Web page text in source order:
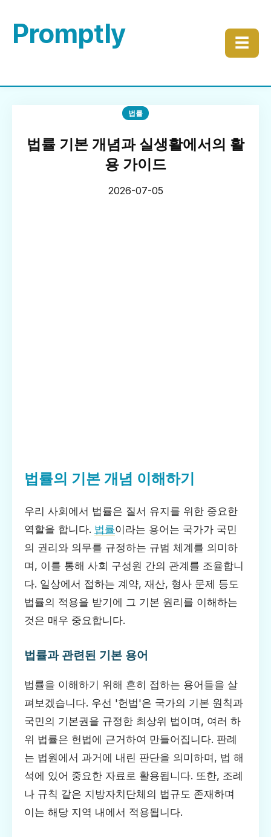
Promptly ☰
법률
법률 기본 개념과 실생활에서의 활
용 가이드
2026-07-05
법률의 기본 개념 이해하기
우리 사회에서 법률은 질서 유지를 위한 중요한
역할을 합니다. 법률이라는 용어는 국가가 국민
의 권리와 의무를 규정하는 규범 체계를 의미하
며, 이를 통해 사회 구성원 간의 관계를 조율합니
다. 일상에서 접하는 계약, 재산, 형사 문제 등도
법률의 적용을 받기에 그 기본 원리를 이해하는
것은 매우 중요합니다.
법률과 관련된 기본 용어
법률을 이해하기 위해 흔히 접하는 용어들을 살
펴보겠습니다. 우선 '헌법'은 국가의 기본 원칙과
국민의 기본권을 규정한 최상위 법이며, 여러 하
위 법률은 헌법에 근거하여 만들어집니다. 판례
는 법원에서 과거에 내린 판단을 의미하며, 법 해
석에 있어 중요한 자료로 활용됩니다. 또한, 조례
나 규칙 같은 지방자치단체의 법규도 존재하며
이는 해당 지역 내에서 적용됩니다.